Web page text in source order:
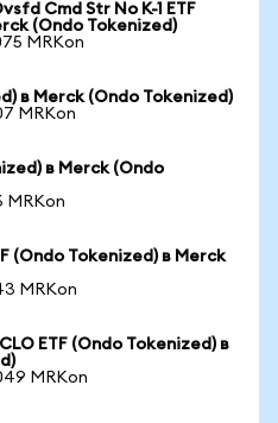
Cmd Str No K-1 ETF
(Ondo Tokenized)
MRKon
в Merck (Ondo Tokenized)
MRKon
в Merck (Ondo
MRKon
(Ondo Tokenized) в Merck
MRKon
ETF (Ondo Tokenized) в
MRKon